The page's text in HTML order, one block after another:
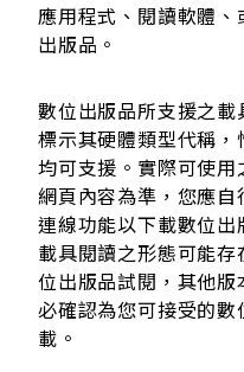
應用程式、閱讀軟體
出版品。
數位出版品所支援之
標示其硬體類型代稱
均可支援。實際可使用
網頁內容為準，您應
連線功能以下載數位
載具閱讀之形態可能
位出版品試閱，其他
必確認為您可接受的
載。